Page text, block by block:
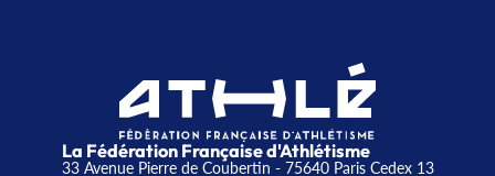
La Fédération Française d'Athlétisme
33 Avenue Pierre de Coubertin - 75640 Paris Cedex 13